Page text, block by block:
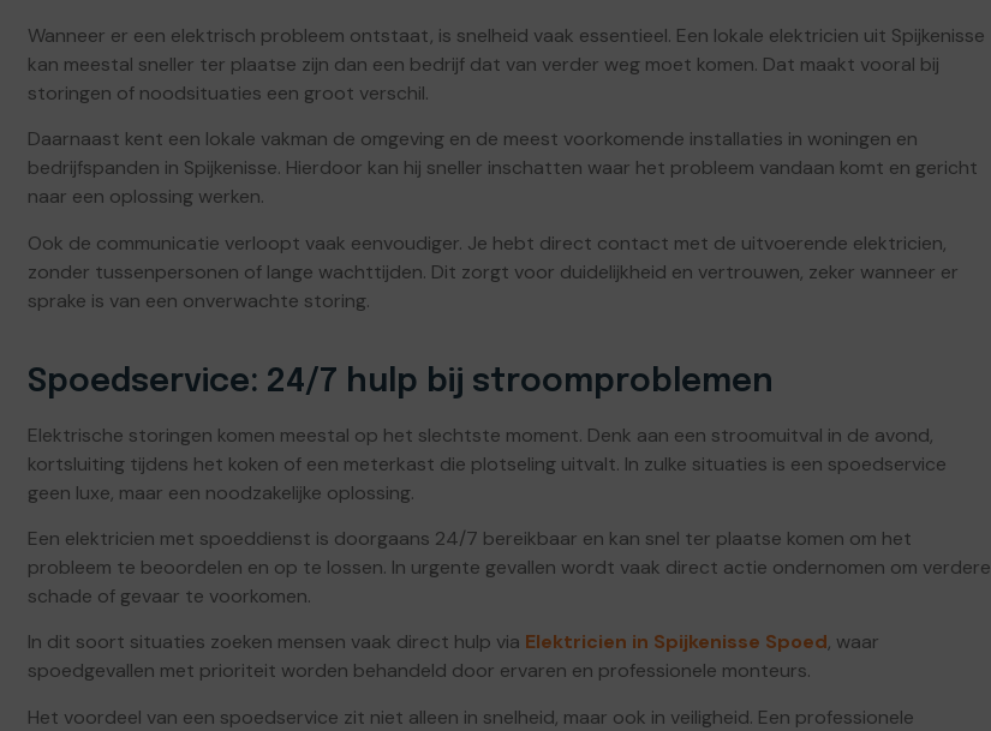
Wanneer er een elektrisch probleem ontstaat, is snelheid vaak essentieel. Een lokale elektricien uit Spijkenisse
kan meestal sneller ter plaatse zijn dan een bedrijf dat van verder weg moet komen. Dat maakt vooral bij
storingen of noodsituaties een groot verschil.
Daarnaast kent een lokale vakman de omgeving en de meest voorkomende installaties in woningen en
bedrijfspanden in Spijkenisse. Hierdoor kan hij sneller inschatten waar het probleem vandaan komt en gericht
naar een oplossing werken.
Ook de communicatie verloopt vaak eenvoudiger. Je hebt direct contact met de uitvoerende elektricien,
zonder tussenpersonen of lange wachttijden. Dit zorgt voor duidelijkheid en vertrouwen, zeker wanneer er
sprake is van een onverwachte storing.
Spoedservice: 24/7 hulp bij stroomproblemen
Elektrische storingen komen meestal op het slechtste moment. Denk aan een stroomuitval in de avond,
kortsluiting tijdens het koken of een meterkast die plotseling uitvalt. In zulke situaties is een spoedservice
geen luxe, maar een noodzakelijke oplossing.
Een elektricien met spoeddienst is doorgaans 24/7 bereikbaar en kan snel ter plaatse komen om het
probleem te beoordelen en op te lossen. In urgente gevallen wordt vaak direct actie ondernomen om verdere
schade of gevaar te voorkomen.
In dit soort situaties zoeken mensen vaak direct hulp via Elektricien in Spijkenisse Spoed, waar
spoedgevallen met prioriteit worden behandeld door ervaren en professionele monteurs.
Het voordeel van een spoedservice zit niet alleen in snelheid, maar ook in veiligheid. Een professionele